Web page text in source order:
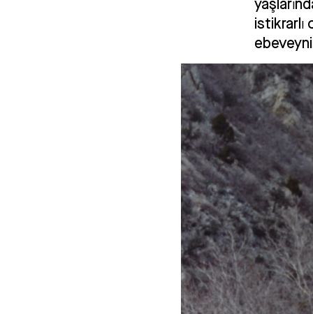
istikrarlı